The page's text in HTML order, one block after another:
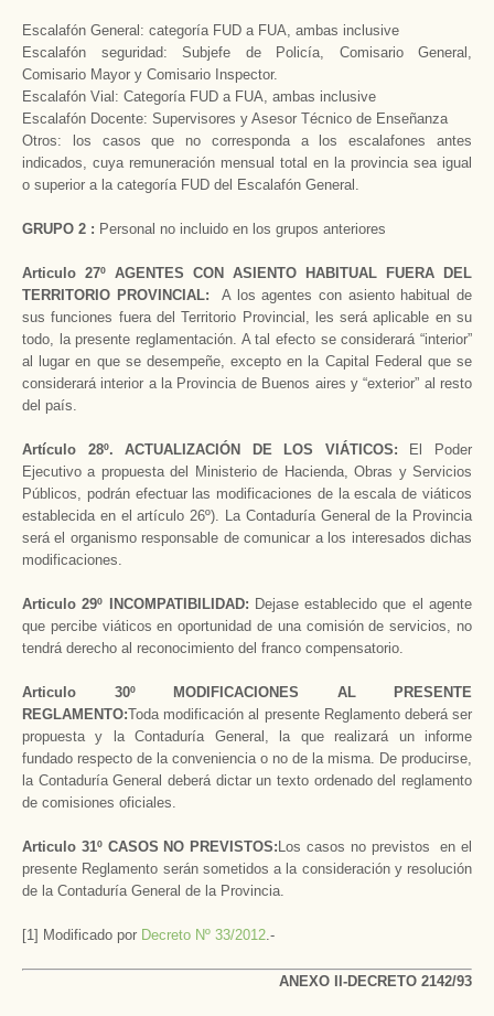
Escalafón General: categoría FUD a FUA, ambas inclusive
Escalafón seguridad: Subjefe de Policía, Comisario General,
Comisario Mayor y Comisario Inspector.
Escalafón Vial: Categoría FUD a FUA, ambas inclusive
Escalafón Docente: Supervisores y Asesor Técnico de Enseñanza
Otros: los casos que no corresponda a los escalafones antes
indicados, cuya remuneración mensual total en la provincia sea igual
o superior a la categoría FUD del Escalafón General.
GRUPO 2 : Personal no incluido en los grupos anteriores
Articulo 27º AGENTES CON ASIENTO HABITUAL FUERA DEL
TERRITORIO PROVINCIAL: A los agentes con asiento habitual de
sus funciones fuera del Territorio Provincial, les será aplicable en su
todo, la presente reglamentación. A tal efecto se considerará “interior”
al lugar en que se desempeñe, excepto en la Capital Federal que se
considerará interior a la Provincia de Buenos aires y “exterior” al resto
del país.
Artículo 28º. ACTUALIZACIÓN DE LOS VIÁTICOS:
El Poder
Ejecutivo a propuesta del Ministerio de Hacienda, Obras y Servicios
Públicos, podrán efectuar las modificaciones de la escala de viáticos
establecida en el artículo 26º). La Contaduría General de la Provincia
será el organismo responsable de comunicar a los interesados dichas
modificaciones.
Articulo 29º INCOMPATIBILIDAD: Dejase establecido que el agente
que percibe viáticos en oportunidad de una comisión de servicios, no
tendrá derecho al reconocimiento del franco compensatorio.
Articulo 30º MODIFICACIONES AL PRESENTE
REGLAMENTO:Toda modificación al presente Reglamento deberá ser
propuesta y la Contaduría General, la que realizará un informe
fundado respecto de la conveniencia o no de la misma. De producirse,
la Contaduría General deberá dictar un texto ordenado del reglamento
de comisiones oficiales.
Articulo 31º CASOS NO PREVISTOS: Los casos no previstos en el
presente Reglamento serán sometidos a la consideración y resolución
de la Contaduría General de la Provincia.
[1] Modificado por Decreto Nº 33/2012.-
ANEXO II-DECRETO 2142/93